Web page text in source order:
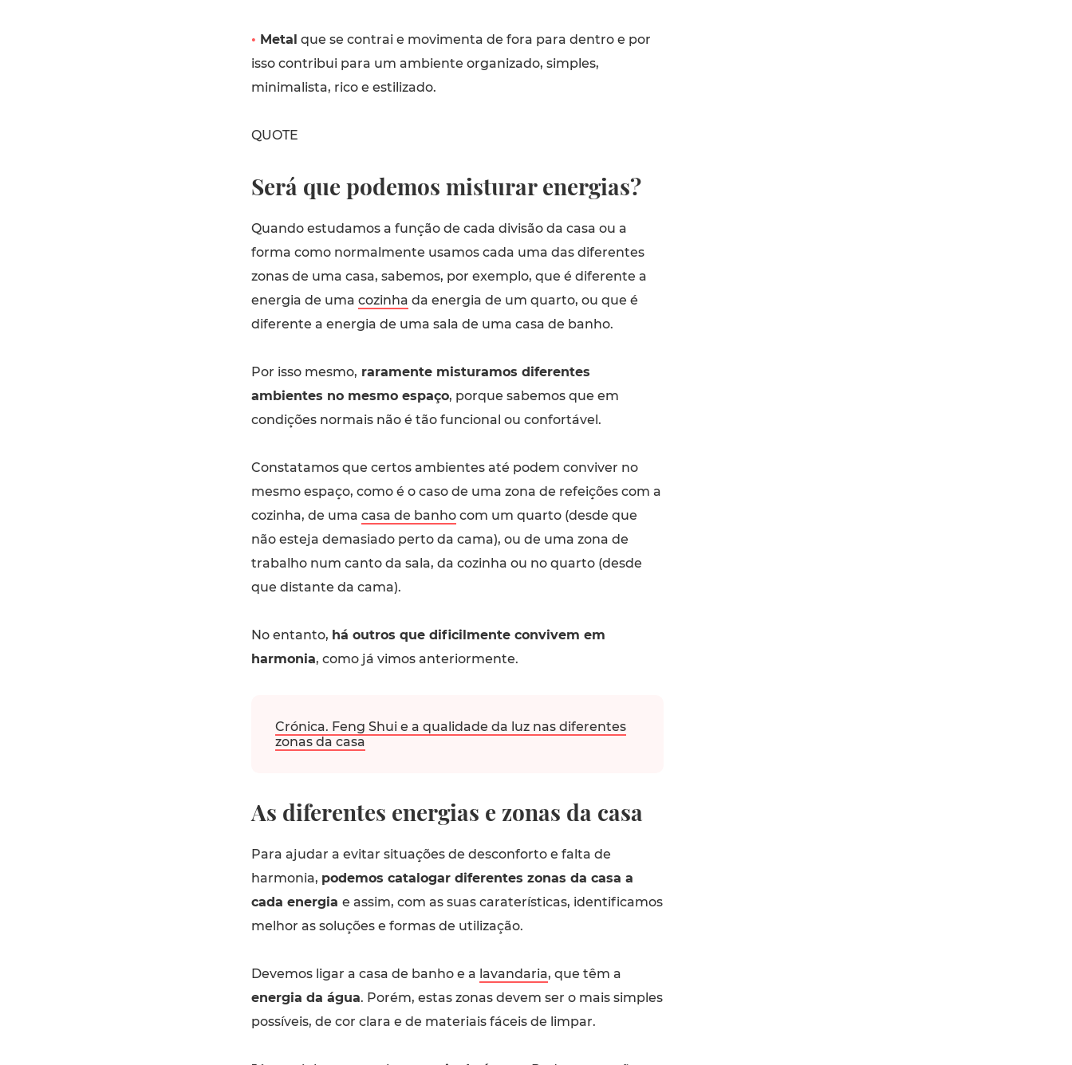
• Metal que se contrai e movimenta de fora para dentro e por
isso contribui para um ambiente organizado, simples,
minimalista, rico e estilizado.
QUOTE
Será que podemos misturar energias?
Quando estudamos a função de cada divisão da casa ou a
forma como normalmente usamos cada uma das diferentes
zonas de uma casa, sabemos, por exemplo, que é diferente a
energia de uma cozinha da energia de um quarto, ou que é
diferente a energia de uma sala de uma casa de banho.
Por isso mesmo, raramente misturamos diferentes
ambientes no mesmo espaço, porque sabemos que em
condições normais não é tão funcional ou confortável.
Constatamos que certos ambientes até podem conviver no
mesmo espaço, como é o caso de uma zona de refeições com a
cozinha, de uma casa de banhocom um quarto (desde que
não esteja demasiado perto da cama), ou de uma zona de
trabalho num canto da sala, da cozinha ou no quarto (desde
que distante da cama).
No entanto, há outros que dificilmente convivem em
harmonia, como já vimos anteriormente.
Crónica. Feng Shui e a qualidade da luz nas diferentes
zonas da casa
As diferentes energias e zonas da casa
Para ajudar a evitar situações de desconforto e falta de
harmonia, podemos catalogar diferentes zonas da casa a
cada energia e assim, com as suas caraterísticas, identificamos
melhor as soluções e formas de utilização.
Devemos ligar a casa de banho e a lavandaria, que têm a
energia da água. Porém, estas zonas devem ser o mais simples
possíveis, de cor clara e de materiais fáceis de limpar.